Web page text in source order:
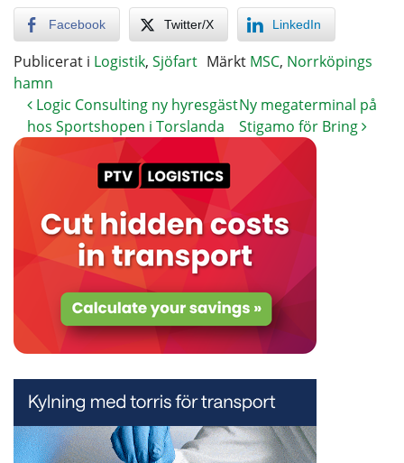
Facebook Twitter/X LinkedIn
Publicerat i Logistik, Sjöfart Märkt MSC, Norrköpings
hamn
Logic Consulting ny hyresgäst
hos Sportshopen i Torslanda
Ny megaterminal på
Stigamo för Bring